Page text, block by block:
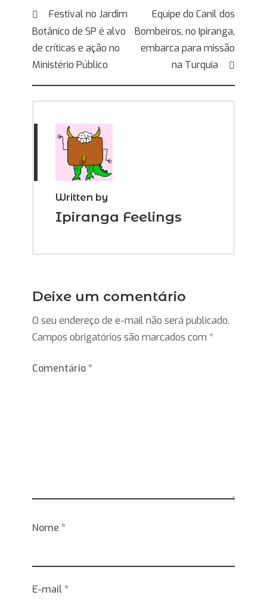
Navegação
de
Post
Festival no Jardim
Botânico de SP é alvo
de críticas e ação no
Ministério Público
Equipe do Canil dos
Bombeiros, no Ipiranga,
embarca para missão
na Turquia
Written by
Ipiranga Feelings
Deixe um comentário
O seu endereço de e-mail não será publicado.
Campos obrigatórios são marcados com *
Comentário*
Nome *
E-mail*